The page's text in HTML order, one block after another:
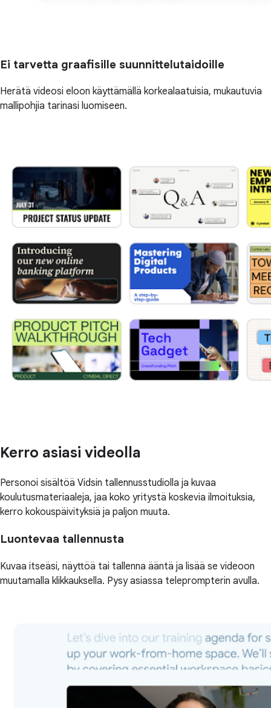
Ei tarvetta graafisille suunnittelutaidoille
Herätä videosi eloon käyttämällä korkealaatuisia, mukautuvia
mallipohjia tarinasi luomiseen.
Kerro asiasi videolla
Personoi sisältöä Vidsin tallennusstudiolla ja kuvaa
koulutusmateriaaleja, jaa koko yritystä koskevia ilmoituksia,
kerro kokouspäivityksiä ja paljon muuta.
Luontevaa tallennusta
Kuvaa itseäsi, näyttöä tai tallenna ääntä ja lisää se videoon
muutamalla klikkauksella. Pysy asiassa teleprompterin avulla.